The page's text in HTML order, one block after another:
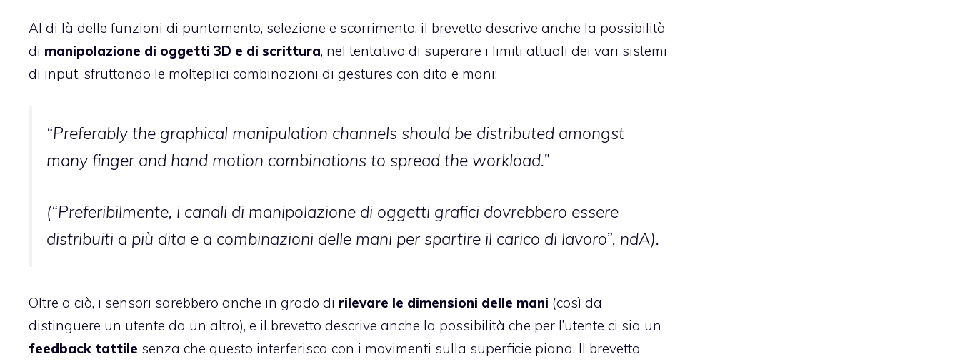
Al di là delle funzioni di puntamento, selezione e scorrimento, il brevetto descrive anche la possibilità
di manipolazione di oggetti 3D e di scrittura, nel tentativo di superare i limiti attuali dei vari sistemi
di input, sfruttando le molteplici combinazioni di gestures con dita e mani:
“Preferably the graphical manipulation channels should be distributed amongst
many finger and hand motion combinations to spread the workload.”
(“Preferibilmente, i canali di manipolazione di oggetti grafici dovrebbero essere
distribuiti a più dita e a combinazioni delle mani per spartire il carico di lavoro”, ndA).
Oltre a ciò, i sensori sarebbero anche in grado di rilevare le dimensioni delle mani (così da
distinguere un utente da un altro), e il brevetto descrive anche la possibilità che per l’utente ci sia un
feedback tattile senza che questo interferisca con i movimenti sulla superficie piana. Il brevetto